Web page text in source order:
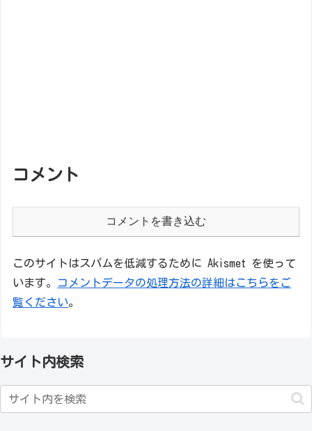
コメント
コメントを書き込む
このサイトはスパムを低減するために Akismet を使って
います。
コメントデータの処理方法の詳細はこちらをご
覧ください。
サイト内検索